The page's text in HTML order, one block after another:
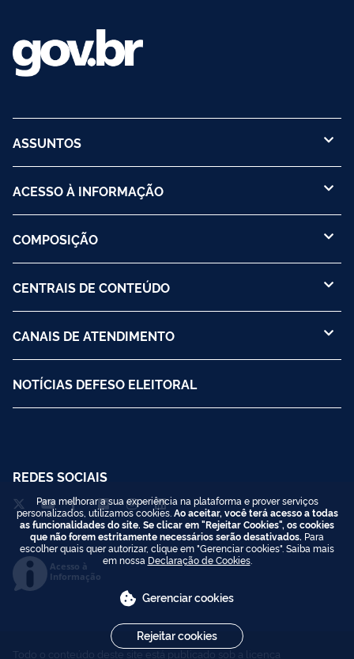
ASSUNTOS
ACESSO À INFORMAÇÃO
COMPOSIÇÃO
CENTRAIS DE CONTEÚDO
CANAIS DE ATENDIMENTO
NOTÍCIAS DEFESO ELEITORAL
REDES SOCIAIS
Acesso à
Informação
Todo o conteúdo deste site está publicado sob a licença
Para melhorar a sua experiência na plataforma e prover serviços
personalizados, utilizamos cookies. Ao aceitar, você terá acesso a todas
as funcionalidades do site. Se clicar em "Rejeitar Cookies", os cookies
que não forem estritamente necessários serão desativados. Para
escolher quais quer autorizar, clique em "Gerenciar cookies". Saiba mais
em nossa Declaração de Cookies.
Gerenciar cookies
Rejeitar cookies